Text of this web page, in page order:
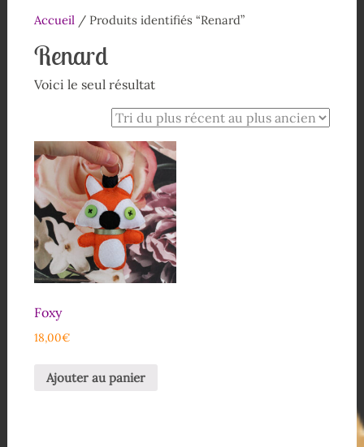
Accueil/ Produits identifiés “Renard”
Renard
Voici le seul résultat
Foxy
18,00€
Ajouter au panier